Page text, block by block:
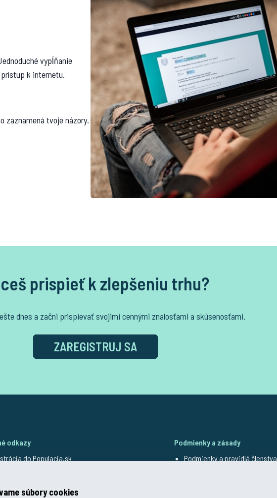
súbory cookies
vypĺňanie
k internetu.
zaznamená tvoje názory.
prispieť k zlepšeniu trhu?
dnes a začni prispievať svojimi cennými znalosťami a skúsenosťami.
ZAREGISTRUJ SA
odkazy
do Populacia.sk
dotazníkov
Podmienky a zásady
Podmienky a pravidlá členstva